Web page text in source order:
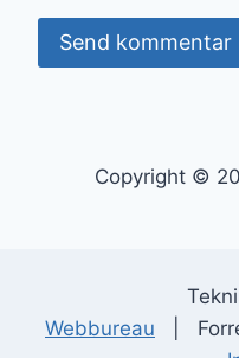
Copyright ©
Webbureau |